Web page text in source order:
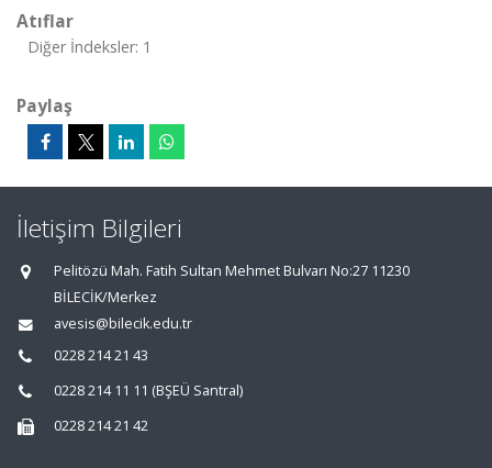
Atıflar
Diğer İndeksler: 1
Paylaş
İletişim Bilgileri
Pelitözü Mah. Fatih Sultan Mehmet Bulvarı No:27 11230
BİLECİK/Merkez
avesis@bilecik.edu.tr
0228 214 21 43
0228 214 11 11 (BŞEÜ Santral)
0228 214 21 42